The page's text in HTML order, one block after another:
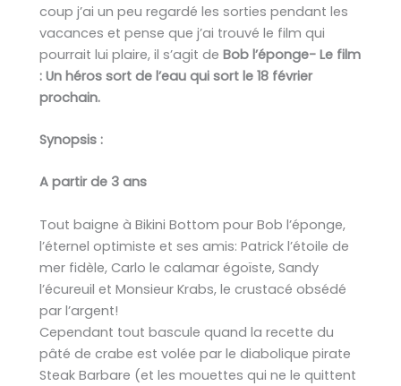
coup j’ai un peu regardé les sorties pendant les
vacances et pense que j’ai trouvé le film qui
pourrait lui plaire, il s’agit de Bob l’éponge- Le film
: Un héros sort de l’eau qui sort le 18 février
prochain.
Synopsis :
A partir de 3 ans
Tout baigne à Bikini Bottom pour Bob l’éponge,
l’éternel optimiste et ses amis: Patrick l’étoile de
mer fidèle, Carlo le calamar égoïste, Sandy
l’écureuil et Monsieur Krabs, le crustacé obsédé
par l’argent!
Cependant tout bascule quand la recette du
pâté de crabe est volée par le diabolique pirate
Steak Barbare (et les mouettes qui ne le quittent